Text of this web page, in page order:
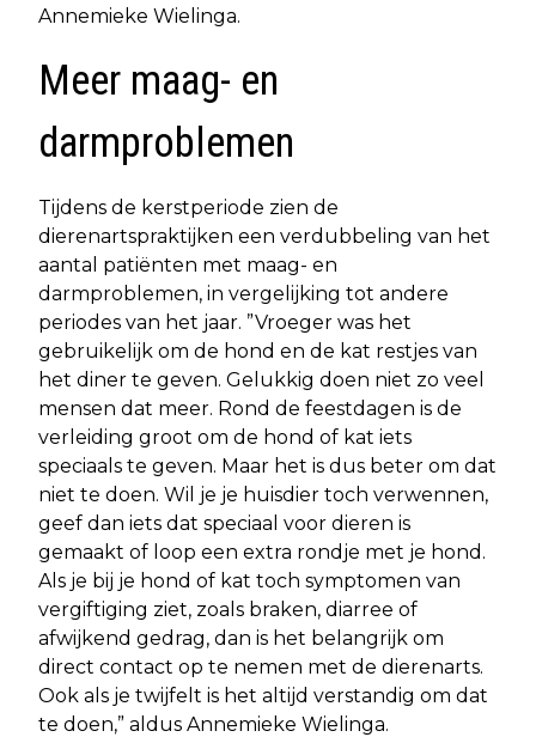
Annemieke Wielinga.
Meer maag- en
darmproblemen
Tijdens de kerstperiode zien de
dierenartspraktijken een verdubbeling van het
aantal patiënten met maag- en
darmproblemen, in vergelijking tot andere
periodes van het jaar. ”Vroeger was het
gebruikelijk om de hond en de kat restjes van
het diner te geven. Gelukkig doen niet zo veel
mensen dat meer. Rond de feestdagen is de
verleiding groot om de hond of kat iets
speciaals te geven. Maar het is dus beter om dat
niet te doen. Wil je je huisdier toch verwennen,
geef dan iets dat speciaal voor dieren is
gemaakt of loop een extra rondje met je hond.
Als je bij je hond of kat toch symptomen van
vergiftiging ziet, zoals braken, diarree of
afwijkend gedrag, dan is het belangrijk om
direct contact op te nemen met de dierenarts.
Ook als je twijfelt is het altijd verstandig om dat
te doen,” aldus Annemieke Wielinga.